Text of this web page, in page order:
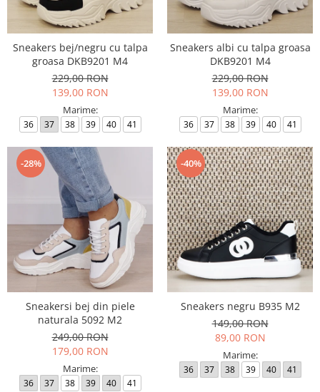
Incaltamine primavara-vara piele
Imbracaminte
Camasi si topuri
Blugi si pantaloni
Pulovere si cardigane
Rochii
Incaltaminte toamna-iarna piele
Sneakers bej/negru cu talpa
groasa DKB9201 M4
229,00 RON
139,00 RON
Marime:
36 37 38 39 40 41
Sneakers albi cu talpa groasa
DKB9201 M4
229,00 RON
139,00 RON
Marime:
36 37 38 39 40 41
-28%
Sneakersi bej din piele
naturala 5092 M2
249,00 RON
179,00 RON
Marime:
36 37 38 39 40 41
-40%
Sneakers negru B935 M2
149,00 RON
89,00 RON
Marime:
36 37 38 39 40 41